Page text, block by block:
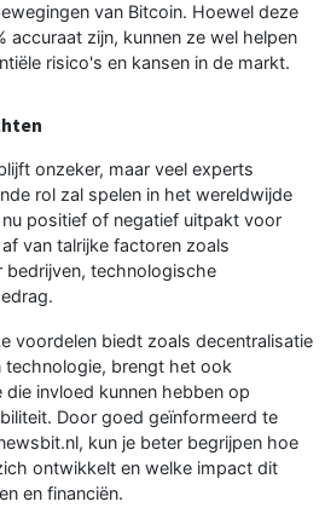
van Bitcoin. Hoewel deze
accuraat zijn, kunnen ze wel helpen
risico's en kansen in de markt.
onzeker, maar veel experts
rol zal spelen in het wereldwijde
positief of negatief uitpakt voor
van talrijke factoren zoals
technologische
voordelen biedt zoals decentralisatie
technologie, brengt het ook
invloed kunnen hebben op
Door goed geïnformeerd te
kun je beter begrijpen hoe
ontwikkelt en welke impact dit
en financiën.